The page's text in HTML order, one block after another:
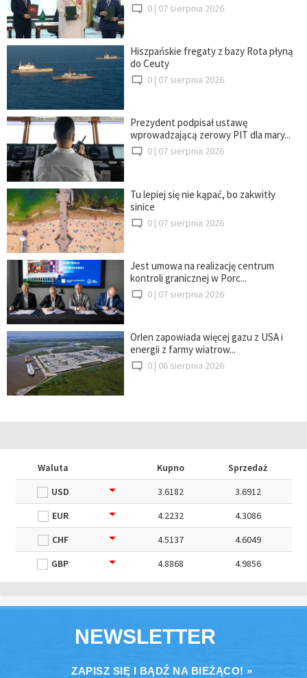
0 | 07 sierpnia 2026
Hiszpańskie fregaty z bazy Rota płyną
do Ceuty
0 | 07 sierpnia 2026
Prezydent podpisał ustawę
wprowadzającą zerowy PIT dla mary...
0 | 07 sierpnia 2026
Tu lepiej się nie kąpać, bo zakwitły
sinice
0 | 07 sierpnia 2026
Jest umowa na realizację centrum
kontroli granicznej w Porc...
0 | 07 sierpnia 2026
Orlen zapowiada więcej gazu z USA i
energii z farmy wiatrow...
0 | 06 sierpnia 2026
Waluta Kupno
Sprzedaż
USD
3.6182
3.6912
EUR
4.2232
4.3086
CHF
4.5137
4.6049
GBP
4.8868 4.9856
NEWSLETTER
ZAPISZ SIĘ I BĄDŹ NA BIEŻĄCO! »